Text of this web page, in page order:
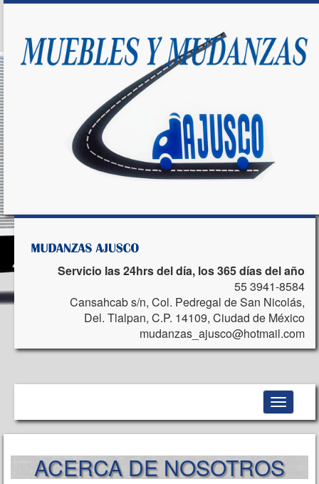
Servicio las 24hrs del día, los 365 días del año
55 3941-8584
Cansahcab s/n, Col. Pedregal de San Nicolás,
Del. Tlalpan, C.P. 14109, Ciudad de México
mudanzas_ajusco@hotmail.com
Toggle
ACERCA DE NOSOTROS